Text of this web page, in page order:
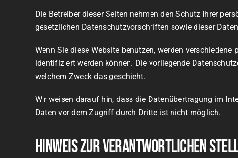
Die Betreiber dieser Seiten nehmen den Schutz Ihrer
gesetzlichen Datenschutzvorschriften sowie dieser
Wenn Sie diese Website benutzen, werden
identifiziert werden können. Die vorliegende
welchem Zweck das geschieht.
Wir weisen darauf hin, dass die Datenübertragung im
Daten vor dem Zugriff durch Dritte ist nicht möglich.
Hinweis zur verantwortlichen